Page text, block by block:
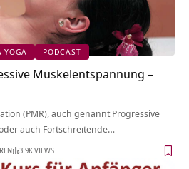
YOGA PODCAST
Muskelentspannung –
(PMR), auch genannt Progressive
auch Fortschreitende…
3.9K VIEWS